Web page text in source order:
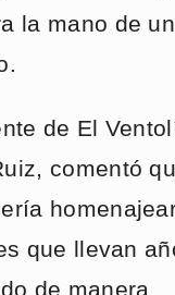
la mano de
de El
comentó
que llevan
de manera